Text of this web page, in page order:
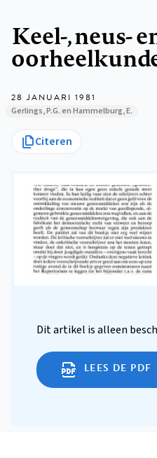
Keel-, neus-
28 JANUARI 1981
Gerlings, P.G. en Hammelburg, E.
Citeren
Dit artikel is alleen
LEES DE PDF